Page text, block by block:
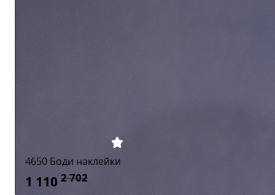
4650 Боди наклейки
1 110 2 702